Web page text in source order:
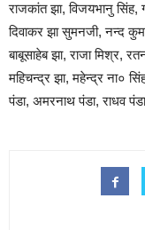
राजकांत झा, विजयभानु सिंह,
दिवाकर झा सुमनजी, नन्द
बाबूसाहेब झा, राजा मिश्र,
महिचन्द्र झा, महेन्द्र ना०
पंडा, अमरनाथ पंडा, राधव